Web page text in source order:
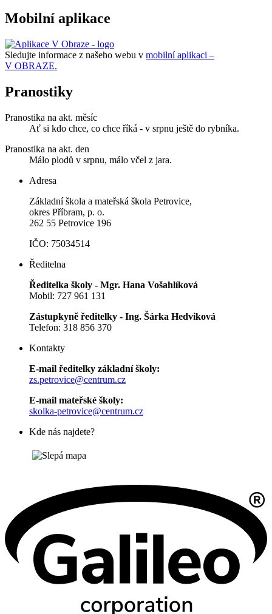
Mobilní aplikace
Sledujte informace z našeho webu v mobilní aplikaci –
V OBRAZE.
Pranostiky
Pranostika na akt. měsíc
Ať si kdo chce, co chce říká - v srpnu ještě do rybníka.
Pranostika na akt. den
Málo plodů v srpnu, málo včel z jara.
Adresa
Základní škola a mateřská škola Petrovice,
okres Příbram, p. o.
262 55 Petrovice 196
IČO: 75034514
Ředitelna
Ředitelka školy - Mgr. Hana Vošahlíková
Mobil: 727 961 131
Zástupkyně ředitelky - Ing. Šárka Hedviková
Telefon: 318 856 370
Kontakty
E-mail ředitelky základní školy:
zs.petrovice@centrum.cz
E-mail mateřské školy:
skolka-petrovice@centrum.cz
Kde nás najdete?